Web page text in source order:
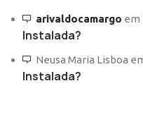
arivaldocamargo em
Instalada?
Neusa Maria Lisboa
Instalada?